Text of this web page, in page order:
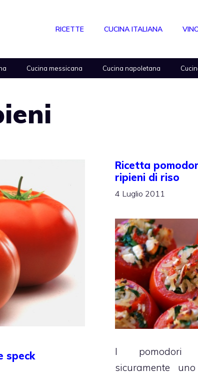
RICETTE CUCINA ITALIANA
Cucina messicana Cucina napoletana
speck
Ricetta
ripieni di riso
4 Luglio 2011
I pomodori
sicuramente